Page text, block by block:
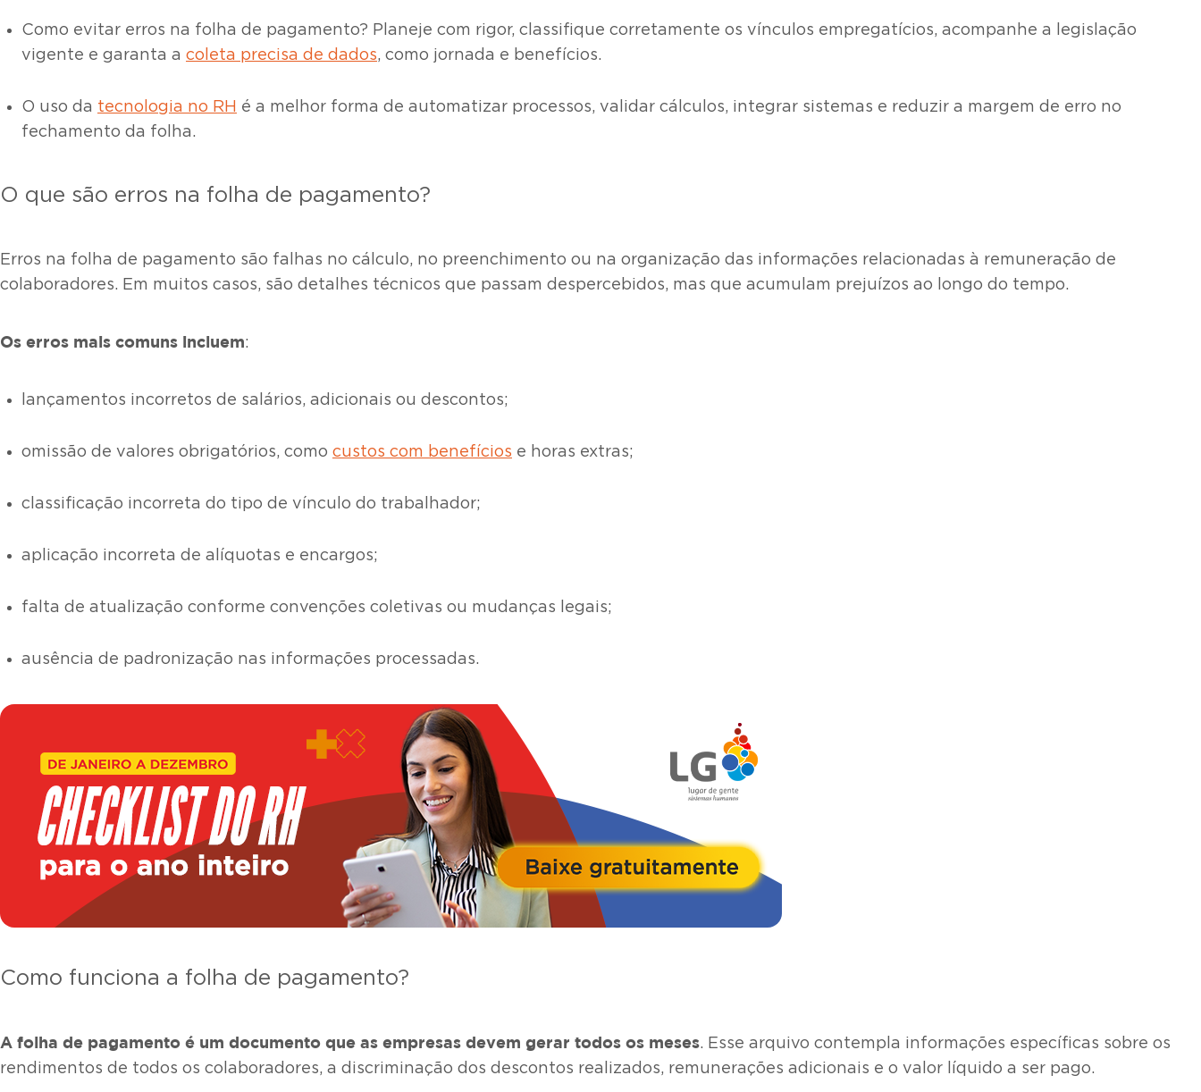
Como evitar erros na folha de pagamento? Planeje com rigor, classifique corretamente os vínculos empregatícios, acompanhe a legislação
vigente e garanta a coleta precisa de dados, como jornada e benefícios.
O uso da tecnologia no RH é a melhor forma de automatizar processos, validar cálculos, integrar sistemas e reduzir a margem de erro no
fechamento da folha.
O que são erros na folha de pagamento?
Erros na folha de pagamento são falhas no cálculo, no preenchimento ou na organização das informações relacionadas à remuneração de
colaboradores. Em muitos casos, são detalhes técnicos que passam despercebidos, mas que acumulam prejuízos ao longo do tempo.
Os erros mais comuns incluem:
lançamentos incorretos de salários, adicionais ou descontos;
omissão de valores obrigatórios, como custos com benefícios e horas extras;
classificação incorreta do tipo de vínculo do trabalhador;
aplicação incorreta de alíquotas e encargos;
falta de atualização conforme convenções coletivas ou mudanças legais;
ausência de padronização nas informações processadas.
Como funciona a folha de pagamento?
A folha de pagamento é um documento que as empresas devem gerar todos os meses. Esse arquivo contempla informações específicas sobre os
rendimentos de todos os colaboradores, a discriminação dos descontos realizados, remunerações adicionais e o valor líquido a ser pago.